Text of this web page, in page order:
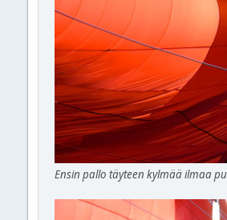
Ensin pallo täyteen kylmää ilmaa